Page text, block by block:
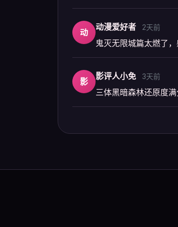
动
动漫爱好者 2天前
鬼灭无限城篇太燃了，
影
影评人小免 3天前
三体黑暗森林还原度满